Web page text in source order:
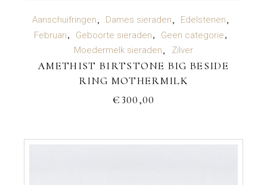
TOEVOEGEN AAN WINKELWAGEN
Aanschuifringen Dames sieraden
Edelstenen
Februari
Geboorte sieraden
Geen categorie
Moedermelk sieraden
Zilver
AMETHIST BIRTSTONE BIG BESIDE
RING MOTHERMILK
€300,00